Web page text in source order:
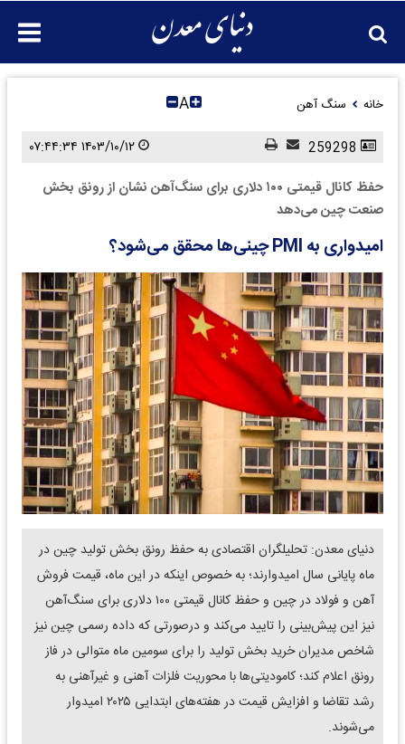
خانه سنگ آهن A
حفظ کانال قیمتی ۱۰۰ دلاری برای سنگ‌آهن نشان از رونق بخش
صنعت چین می‌دهد
امیدواری به PMI چینی‌ها محقق می‌شود؟
دنیای معدن: تحلیلگران اقتصادی به حفظ رونق بخش تولید چین در
ماه پایانی سال امیدوارند؛ به خصوص اینکه در این ماه، قیمت فروش
آهن و فولاد در چین و حفظ کانال قیمتی ۱۰۰ دلاری برای سنگ‌آهن
نیز این پیش‌بینی را تایید می‌کند و درصورتی که داده رسمی چین نیز
شاخص مدیران خرید بخش تولید را برای سومین ماه متوالی در فاز
رونق اعلام کند؛ کامودیتی‌ها با محوریت فلزات آهنی و غیرآهنی به
رشد تقاضا و افزایش قیمت در هفته‌های ابتدایی ۲۰۲۵ امیدوار
می‌شوند.